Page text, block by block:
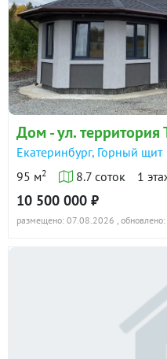
Дом - ул. территория
Екатеринбург, Горный щит
95 м2 8.7 соток 1
10 500 000 ₽
размещено: 07.08.2026 ,